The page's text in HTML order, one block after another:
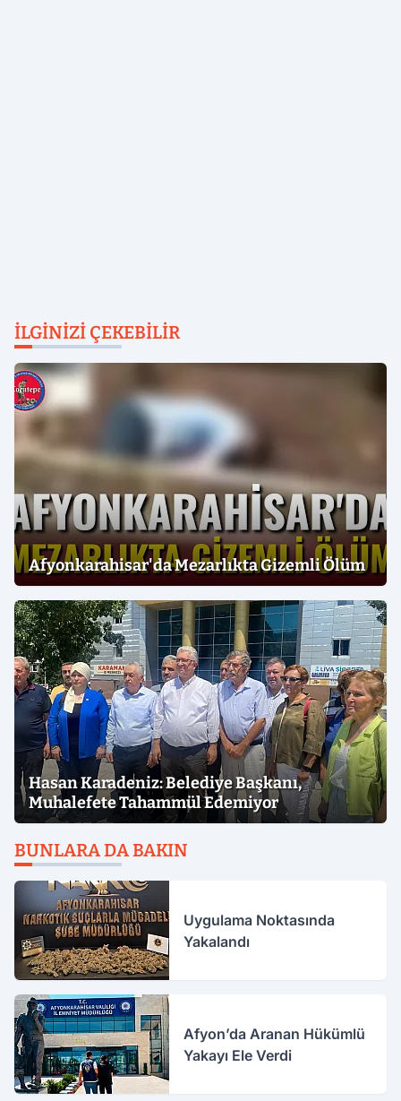
İLGINIZI ÇEKEBILIR
Afyonkarahisar'da Mezarlıkta Gizemli Ölüm
Hasan Karadeniz: Belediye Başkanı,
Muhalefete Tahammül Edemiyor
BUNLARA DA BAKIN
Uygulama Noktasında
Yakalandı
Afyon’da Aranan Hükümlü
Yakayı Ele Verdi